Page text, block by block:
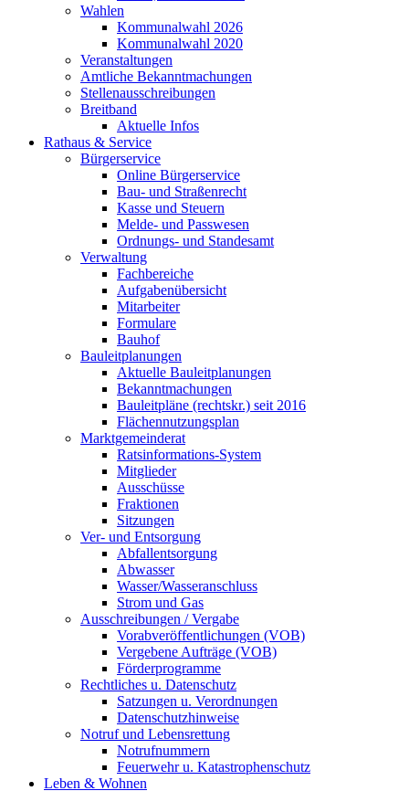
Wahlen
Kommunalwahl 2026
Kommunalwahl 2020
Veranstaltungen
Amtliche Bekanntmachungen
Stellenausschreibungen
Breitband
Aktuelle Infos
Rathaus & Service
Bürgerservice
Online Bürgerservice
Bau- und Straßenrecht
Kasse und Steuern
Melde- und Passwesen
Ordnungs- und Standesamt
Verwaltung
Fachbereiche
Aufgabenübersicht
Mitarbeiter
Formulare
Bauhof
Bauleitplanungen
Aktuelle Bauleitplanungen
Bekanntmachungen
Bauleitpläne (rechtskr.) seit 2016
Flächennutzungsplan
Marktgemeinderat
Ratsinformations-System
Mitglieder
Ausschüsse
Fraktionen
Sitzungen
Ver- und Entsorgung
Abfallentsorgung
Abwasser
Wasser/Wasseranschluss
Strom und Gas
Ausschreibungen / Vergabe
Vorabveröffentlichungen (VOB)
Vergebene Aufträge (VOB)
Förderprogramme
Rechtliches u. Datenschutz
Satzungen u. Verordnungen
Datenschutzhinweise
Notruf und Lebensrettung
Notrufnummern
Feuerwehr u. Katastrophenschutz
Leben & Wohnen